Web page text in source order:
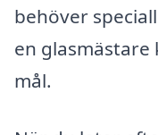
behöver
en glasmästare
mål.